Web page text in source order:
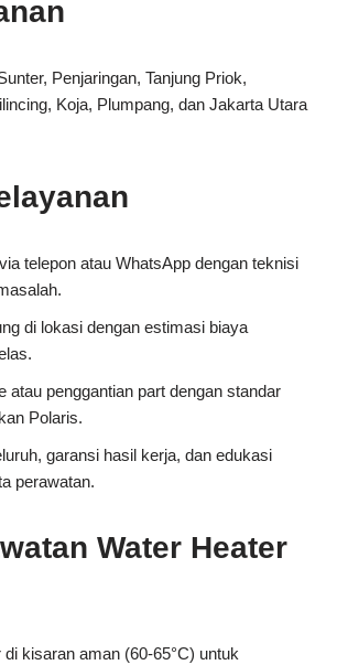
Penjaringan, Tanjung Priok,
Koja, Plumpang, dan Jakarta Utara
telepon atau WhatsApp dengan teknisi
di lokasi dengan estimasi biaya
atau penggantian part dengan standar
Polaris.
garansi hasil kerja, dan edukasi
perawatan.
Water Heater
di kisaran aman (60-65°C) untuk